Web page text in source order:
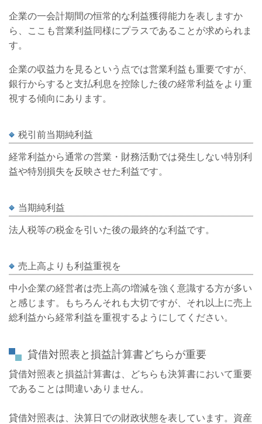
企業の一会計期間の恒常的な利益獲得能力を表しますか
ら、ここも営業利益同様にプラスであることが求められま
す。
企業の収益力を見るという点では営業利益も重要ですが、
銀行からすると支払利息を控除した後の経常利益をより重
視する傾向にあります。
税引前当期純利益
経常利益から通常の営業・財務活動では発生しない特別利
益や特別損失を反映させた利益です。
当期純利益
法人税等の税金を引いた後の最終的な利益です。
売上高よりも利益重視を
中小企業の経営者は売上高の増減を強く意識する方が多い
と感じます。もちろんそれも大切ですが、それ以上に売上
総利益から経常利益を重視するようにしてください。
貸借対照表と損益計算書どちらが重要
貸借対照表と損益計算書は、どちらも決算書において重要
であることは間違いありません。
貸借対照表は、決算日での財政状態を表しています。資産